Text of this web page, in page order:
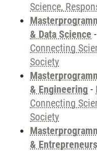
Science,
& Data Science -
Connecting
Society
& Engineering -
Connecting
Society
&